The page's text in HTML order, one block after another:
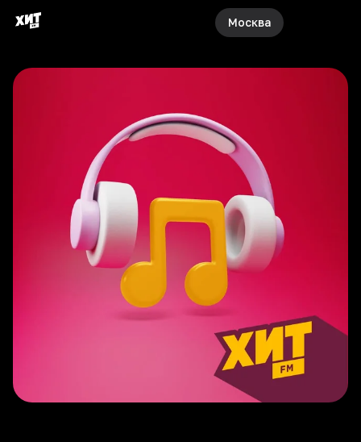
Москва